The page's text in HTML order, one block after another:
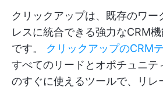
クリックアップは、既存のワー
レスに統合できる強力なCRM
です。 クリックアップのCRM
すべてのリードとオポチュニテ
のすぐに使えるツールで、リレ